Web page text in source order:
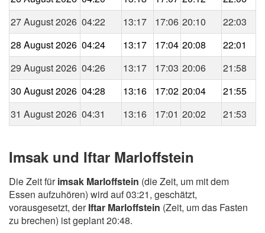
27 August 2026 04:22 13:17 17:06 20:10
22:03
28 August 2026 04:24 13:17 17:04 20:08
22:01
29 August 2026 04:26 13:17 17:03 20:06
21:58
30 August 2026 04:28 13:16 17:02 20:04
21:55
31 August 2026 04:31 13:16 17:01 20:02 21:53
Imsak und Iftar Marloffstein
Die Zeit fürimsak Marloffstein (die Zeit, um mit dem
Essen aufzuhören) wird auf 03:21, geschätzt,
vorausgesetzt, derIftar Marloffstein (Zeit, um das Fasten
zu brechen) ist geplant 20:48.